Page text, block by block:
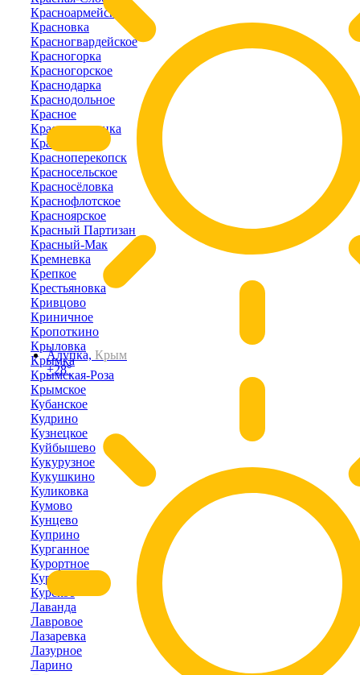
Алупка, Крым
+28°
Красноармейское
Красновка
Красногвардейское
Красногорка
Красногорское
Краснодарка
Краснодольное
Красное
Краснознаменка
Краснолесье
Красноперекопск
Красносельское
Красносёловка
Краснофлотское
Красноярское
Красный Партизан
Красный-Мак
Кремневка
Крепкое
Крестьяновка
Кривцово
Криничное
Кропоткино
Крыловка
Крымка
Крымская-Роза
Крымское
Кубанское
Кудрино
Кузнецкое
Куйбышево
Кукурузное
Кукушкино
Куликовка
Кумово
Кунцево
Куприно
Курганное
Курортное
Курпаты
Курское
Лаванда
Лавровое
Лазаревка
Лазурное
Ларино